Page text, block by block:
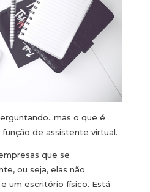
o que é
de assistente virtual.
que se
ou seja, elas não
um escritório físico. Está